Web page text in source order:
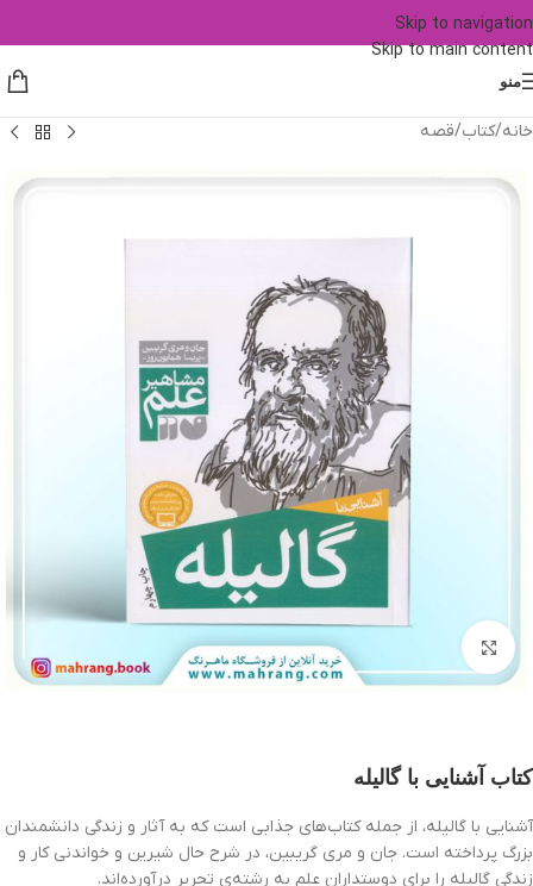
Skip to navigation
Skip to main content
منو
خانه/کتاب/قصه
بزرگنمایی تصویر
کتاب آشنایی با گالیله
آشنایی با گالیله، از جمله کتاب‌های جذابی است که به آثار و زندگی دانشمندان
بزرگ پرداخته است. جان و مری گریبین، در شرح حال شیرین و خواندنی کار و
زندگی گالیله را برای دوستداران علم به رشته‌ی تحریر درآورده‌اند.